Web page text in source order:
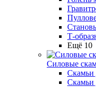
Т-
Ещё 10
Силовые
Скамьи
Скамьи